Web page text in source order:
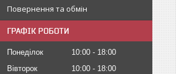
Повернення та обмін
ГРАФІК РОБОТИ
Понеділок 10:00
18:00
Вівторок
10:00
18:00